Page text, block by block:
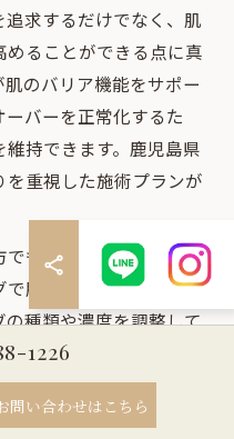
求するだけでなく、肌
ることができる点に真
のバリア機能をサポー
ーバーを正常化するた
持できます。鹿児島県
重視した施術プランが
も安心して受けられる
で肌状態を細かく分析
種類や濃度を調整して
同時に肌トラブル予防
を目指す方にとって理
う。
1226
問い合わせはこちら